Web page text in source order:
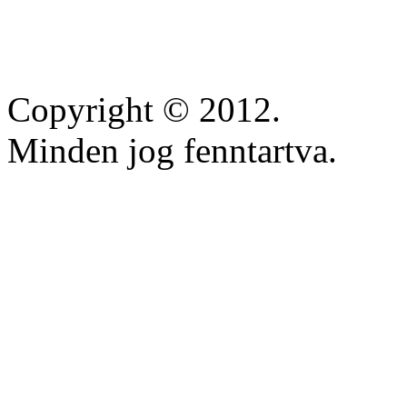
Copyright © 2012.
Minden jog fenntartva.